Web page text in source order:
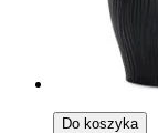
Do koszyka